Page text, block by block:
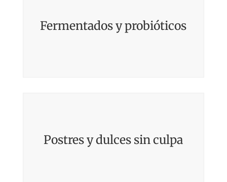
Fermentados y probióticos
Postres y dulces sin culpa